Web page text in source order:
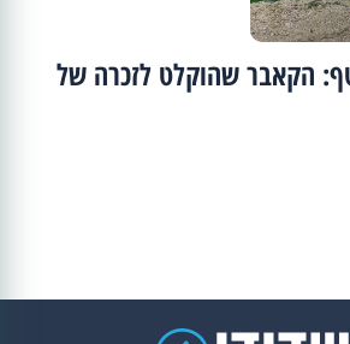
הקאבר שהוקלט לזכרה של